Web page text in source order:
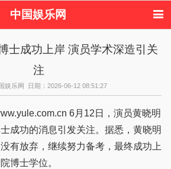
中国娱乐网
唱会 综艺节目
偶像活动
士成功上岸 演员学术深造引关
注
娱乐网 日期：2026-06-12 08:51:27
6月12日，演员黄晓明
成功的消息引发关注。据悉，黄晓明
有放弃，继续努力备考，最终成功上
博士学位。